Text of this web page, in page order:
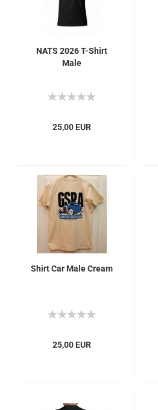
NATS 2026 T-Shirt
Male
25,00 EUR
Shirt Car Male Cream
25,00 EUR